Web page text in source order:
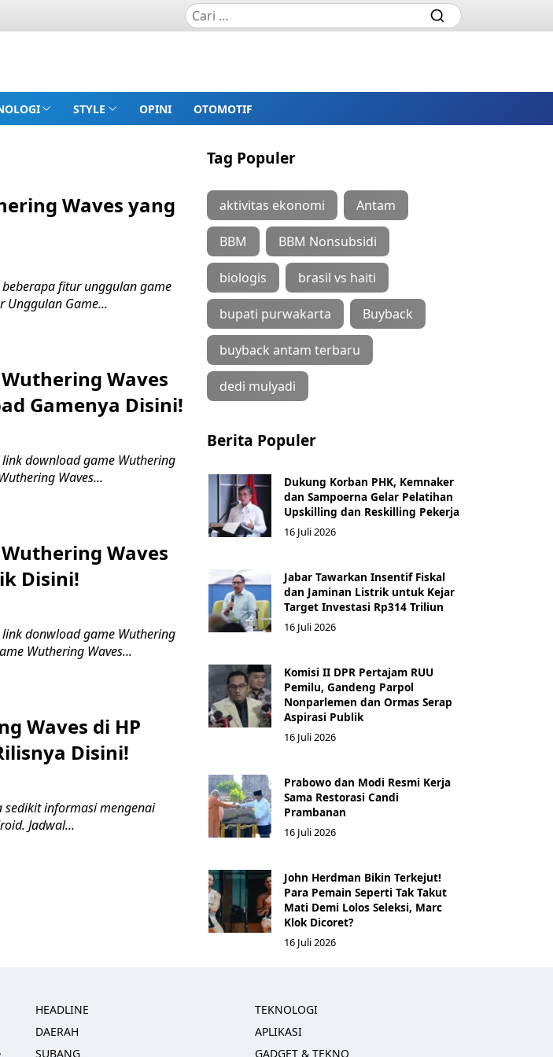
STYLE OPINI OTOMOTIF
Waves yang
beberapa fitur unggulan game
Unggulan Game...
Waves
Gamenya Disini!
link download game Wuthering
Waves...
Waves
Disini!
link donwload game Wuthering
Wuthering Waves...
Waves di HP
Disini!
sedikit informasi mengenai
Jadwal...
Tag Populer
aktivitas ekonomi Antam
BBM BBM Nonsubsidi
biologis brasil vs haiti
bupati purwakarta Buyback
buyback antam terbaru
dedi mulyadi
Berita Populer
Dukung Korban PHK, Kemnaker
dan Sampoerna Gelar Pelatihan
Upskilling dan Reskilling Pekerja
16 Juli 2026
Jabar Tawarkan Insentif Fiskal
dan Jaminan Listrik untuk Kejar
Target Investasi Rp314 Triliun
16 Juli 2026
Komisi II DPR Pertajam RUU
Pemilu, Gandeng Parpol
Nonparlemen dan Ormas Serap
Aspirasi Publik
16 Juli 2026
Prabowo dan Modi Resmi Kerja
Sama Restorasi Candi
Prambanan
16 Juli 2026
John Herdman Bikin Terkejut!
Para Pemain Seperti Tak Takut
Mati Demi Lolos Seleksi, Marc
Klok Dicoret?
16 Juli 2026
HEADLINE
DAERAH
SUBANG
TEKNOLOGI
APLIKASI
GADGET & TEKNO